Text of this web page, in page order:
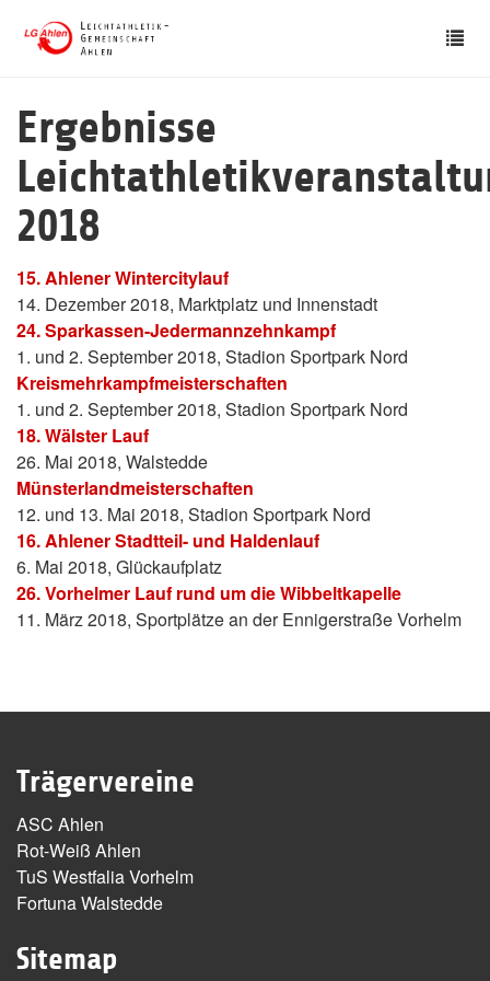
Ergebnisse
2018
15. Ahlener Wintercitylauf
14. Dezember 2018, Marktplatz und Innenstadt
24. Sparkassen-Jedermannzehnkampf
1. und 2. September 2018, Stadion Sportpark Nord
Kreismehrkampfmeisterschaften
1. und 2. September 2018, Stadion Sportpark Nord
18. Wälster Lauf
26. Mai 2018, Walstedde
Münsterlandmeisterschaften
12. und 13. Mai 2018, Stadion Sportpark Nord
16. Ahlener Stadtteil- und Haldenlauf
6. Mai 2018, Glückaufplatz
26. Vorhelmer Lauf rund um die Wibbeltkapelle
11. März 2018, Sportplätze an der Ennigerstraße Vorhelm
Trägervereine
ASC Ahlen
Rot-Weiß Ahlen
TuS Westfalia Vorhelm
Fortuna Walstedde
Sitemap